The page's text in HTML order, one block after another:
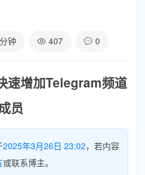
分钟 407 0
速增加Telegram频道
员
2025年3月26日 23:02，若内容
或联系博主。